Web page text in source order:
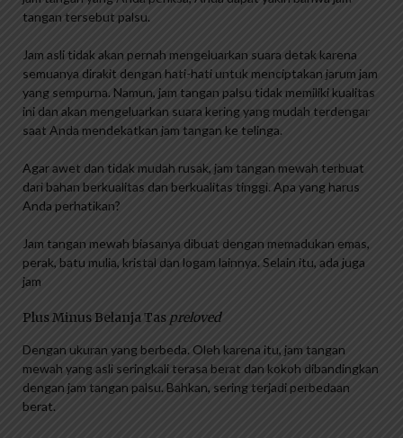
tangan tersebut palsu.
Jam asli tidak akan pernah mengeluarkan suara detak karena
semuanya dirakit dengan hati-hati untuk menciptakan jarum jam
yang sempurna. Namun, jam tangan palsu tidak memiliki kualitas
ini dan akan mengeluarkan suara kering yang mudah terdengar
saat Anda mendekatkan jam tangan ke telinga.
Agar awet dan tidak mudah rusak, jam tangan mewah terbuat
dari bahan berkualitas dan berkualitas tinggi. Apa yang harus
Anda perhatikan?
Jam tangan mewah biasanya dibuat dengan memadukan emas,
perak, batu mulia, kristal dan logam lainnya. Selain itu, ada juga
jam
Plus Minus Belanja Tas preloved
Dengan ukuran yang berbeda. Oleh karena itu, jam tangan
mewah yang asli seringkali terasa berat dan kokoh dibandingkan
dengan jam tangan palsu. Bahkan, sering terjadi perbedaan
berat.